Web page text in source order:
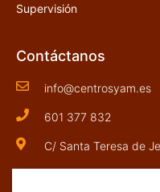
Supervisión
Contáctanos
info@centrosyam.es
601 377 832
C/ Santa Teresa de